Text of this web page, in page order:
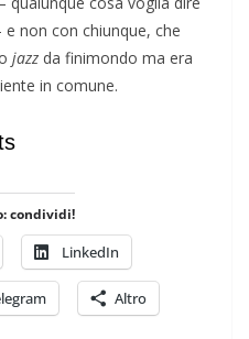
non con chiunque, che
jazz da finimondo ma era
in comune.
condividi!
LinkedIn
Altro